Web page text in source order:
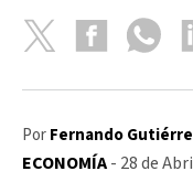
Por Fernando
ECONOMÍA- 28 de